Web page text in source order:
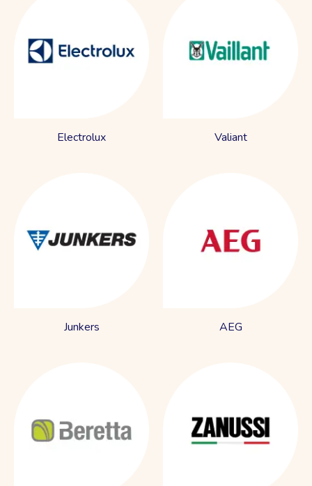
Electrolux Valiant
Junkers AEG